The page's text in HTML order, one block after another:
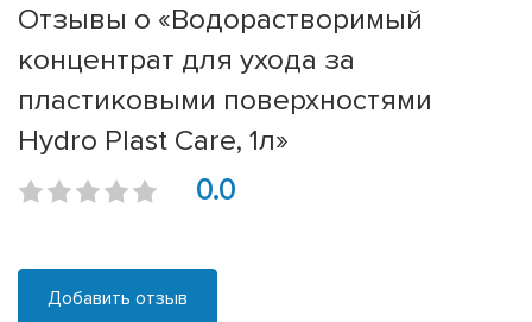
Отзывы о «Водорастворимый
концентрат для ухода за
пластиковыми поверхностями
Hydro Plast Care, 1л»
0.0
Добавить отзыв